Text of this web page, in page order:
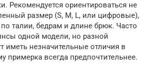
Рекомендуется ориентироваться не
размер (S, M, L, или цифровые),
талии, бедрам и длине брюк. Часто
одной модели, но разной
иметь незначительные отличия в
примерка всегда предпочтительнее.